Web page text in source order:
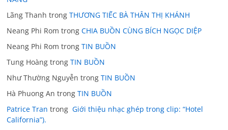
Lãng Thanh trongTHƯƠNG TIẾC BÀ THÂN THỊ KHÁNH
Neang Phi Rom trongCHIA BUỒN CÙNG BÍCH NGỌC DIỆP
Neang Phi Rom trongTIN BUỒN
Tung Hoàng trongTIN BUỒN
Như Thường Nguyễn trongTIN BUỒN
Hà Phuong An trongTIN BUỒN
Patrice Tran trong Giới thiệu nhạc ghép trong clip: “Hotel
California”).